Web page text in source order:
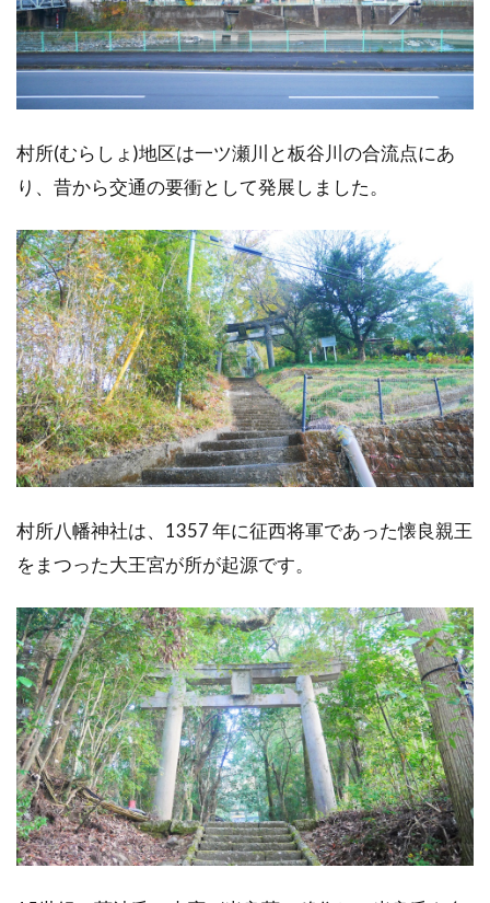
村所(むらしょ)地区は一ツ瀬川と板谷川の合流点にあ
り、昔から交通の要衝として発展しました。
村所八幡神社は、1357 年に征西将軍であった懐良親王
をまつった大王宮が所が起源です。